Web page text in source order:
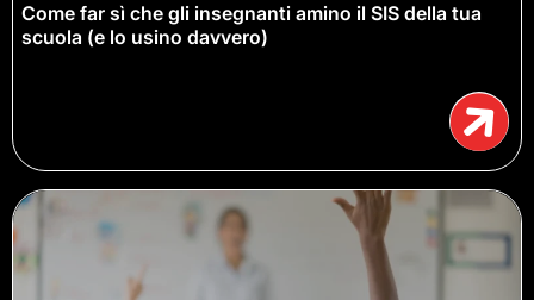
Come far sì che gli insegnanti amino il SIS della tua
scuola (e lo usino davvero)